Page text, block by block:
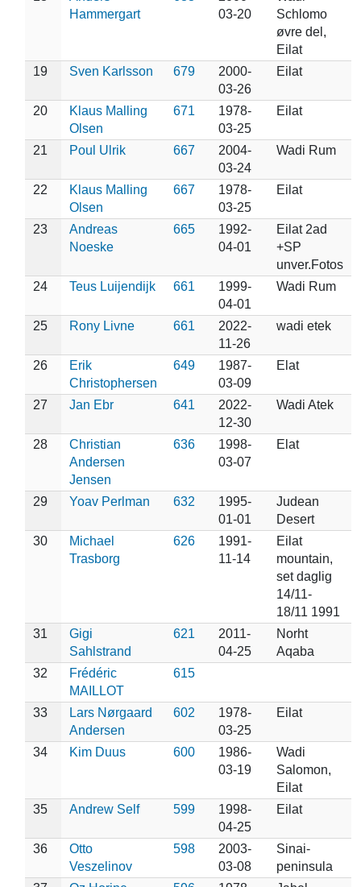
Hammergart
03-20
Schlomo
øvre del,
Eilat
19
Sven Karlsson 679
2000-
03-26
Eilat
20
Klaus Malling
Olsen
671
1978-
03-25
Eilat
21 Poul Ulrik 667
2004-
03-24
Wadi Rum
22
Klaus Malling
Olsen
667
1978-
03-25
Eilat
23
Andreas
Noeske
665
1992-
04-01
Eilat 2ad
+SP
unver.Fotos
24
Teus Luijendijk 661
1999-
04-01
Wadi Rum
25 Rony Livne 661
2022-
11-26
wadi etek
26
Erik
Christophersen
649
1987-
03-09
Elat
27 Jan Ebr 641
2022-
12-30
Wadi Atek
28
Christian
Andersen
Jensen
636
1998-
03-07
Elat
29 Yoav Perlman 632
1995-
01-01
Judean
Desert
30
Michael
Trasborg
626
1991-
11-14
Eilat
mountain,
set daglig
14/11-
18/11 1991
31
Gigi
Sahlstrand
621
2011-
04-25
Norht
Aqaba
32
Frédéric
MAILLOT
615
33
Lars Nørgaard
Andersen
602
1978-
03-25
Eilat
34 Kim Duus 600
1986-
03-19
Wadi
Salomon,
Eilat
35
Andrew Self 599
1998-
04-25
Eilat
36
Otto
Veszelinov
598
2003-
03-08
Sinai-
peninsula